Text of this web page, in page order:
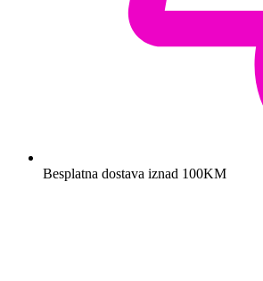
Besplatna dostava iznad 100KM